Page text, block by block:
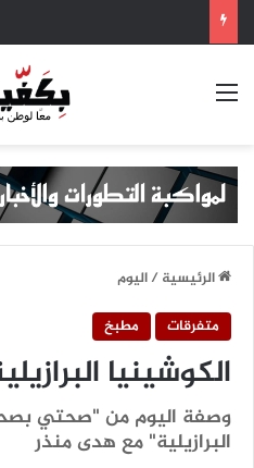
القائمة
الرئيسية/اليوم
متفرقات
مطبخ
الكوشينيا
وصفة اليوم من "صحتي
البرازيلية" مع هدى منذر